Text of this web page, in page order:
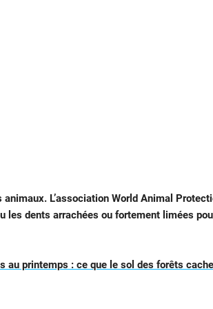
L’association World Animal
les dents arrachées ou fortement limées
au printemps : ce que le sol des forêts